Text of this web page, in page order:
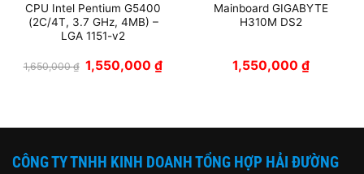
CPU Intel Pentium G5400
(2C/4T, 3.7 GHz, 4MB) –
LGA 1151-v2
1,650,000₫ Giá
gốc
1,550,000₫Giá
Mainboard GIGABYTE
H310M DS2
1,550,000 ₫
CÔNG TY TNHH KINH DOANH TỔNG HỢP HẢI ĐƯỜNG